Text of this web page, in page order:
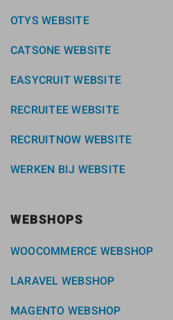
OTYS WEBSITE
CATSONE WEBSITE
EASYCRUIT WEBSITE
RECRUITEE WEBSITE
RECRUITNOW WEBSITE
WERKEN BIJ WEBSITE
WEBSHOPS
WOOCOMMERCE WEBSHOP
LARAVEL WEBSHOP
MAGENTO WEBSHOP